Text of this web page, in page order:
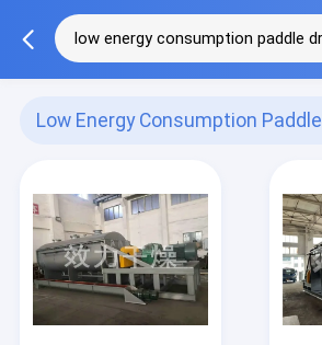
Low Energy Consumption